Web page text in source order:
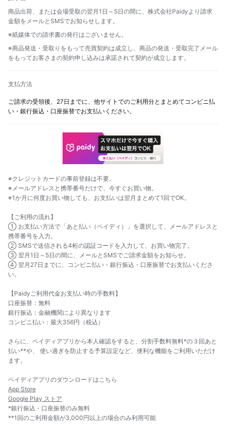
商品出荷、または会場受取の翌月1日～5日の間に、株式会社Paidyより請求
金額をメールとSMSでお知らせします。
※紙媒体での請求書の発行はございません。
※商品発送・受取りをもって売買契約は成立し、商品の発送・受取完了メール
をもってお客さまの契約申し込みは承諾されて契約が成立します。
支払方法
ご請求の受領後、27日までに、他サイトでのご利用分とまとめてコンビニ払
い・銀行振込・口座振替でお支払いください。
※クレジットカードの事前登録は不要。
※メールアドレスと携帯番号だけで、今すぐお買い物。
※1か月に何度お買い物しても、お支払いは翌月まとめて1回でOK。
【ご利用の流れ】
① お支払い方法で「あと払い（ペイディ）」を選択して、メールアドレスと
携帯番号を入力。
② SMSで送信される4桁の認証コードを入力して、お買い物完了。
③ 翌月1日～5日の間に、メールとSMSでご請求金額をお知らせ。
④ 翌月27日までに、コンビニ払い・銀行振込・口座振替でお支払いくださ
い。
【Paidyご利用代金お支払い時の手数料】
口座振替：無料
銀行振込：金融機関により異なります
コンビニ払い：最大356円（税込）
さらに、ペイディアプリから本人確認をすると、分割手数料無料*の３回あと
払い**や、 使い過ぎを防止する予算設定など、便利な機能をご利用いただけ
ます。
ペイディアプリのダウンロードはこちら
App Store
Google Play ストア
*銀行振込・口座振替のみ無料
**1回のご利用金額が3,000円以上の場合のみ利用可能